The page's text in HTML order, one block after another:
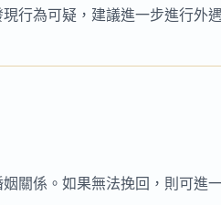
行為可疑，建議進一步進行外
關係。如果無法挽回，則可進